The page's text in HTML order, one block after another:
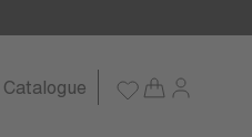
Catalogue